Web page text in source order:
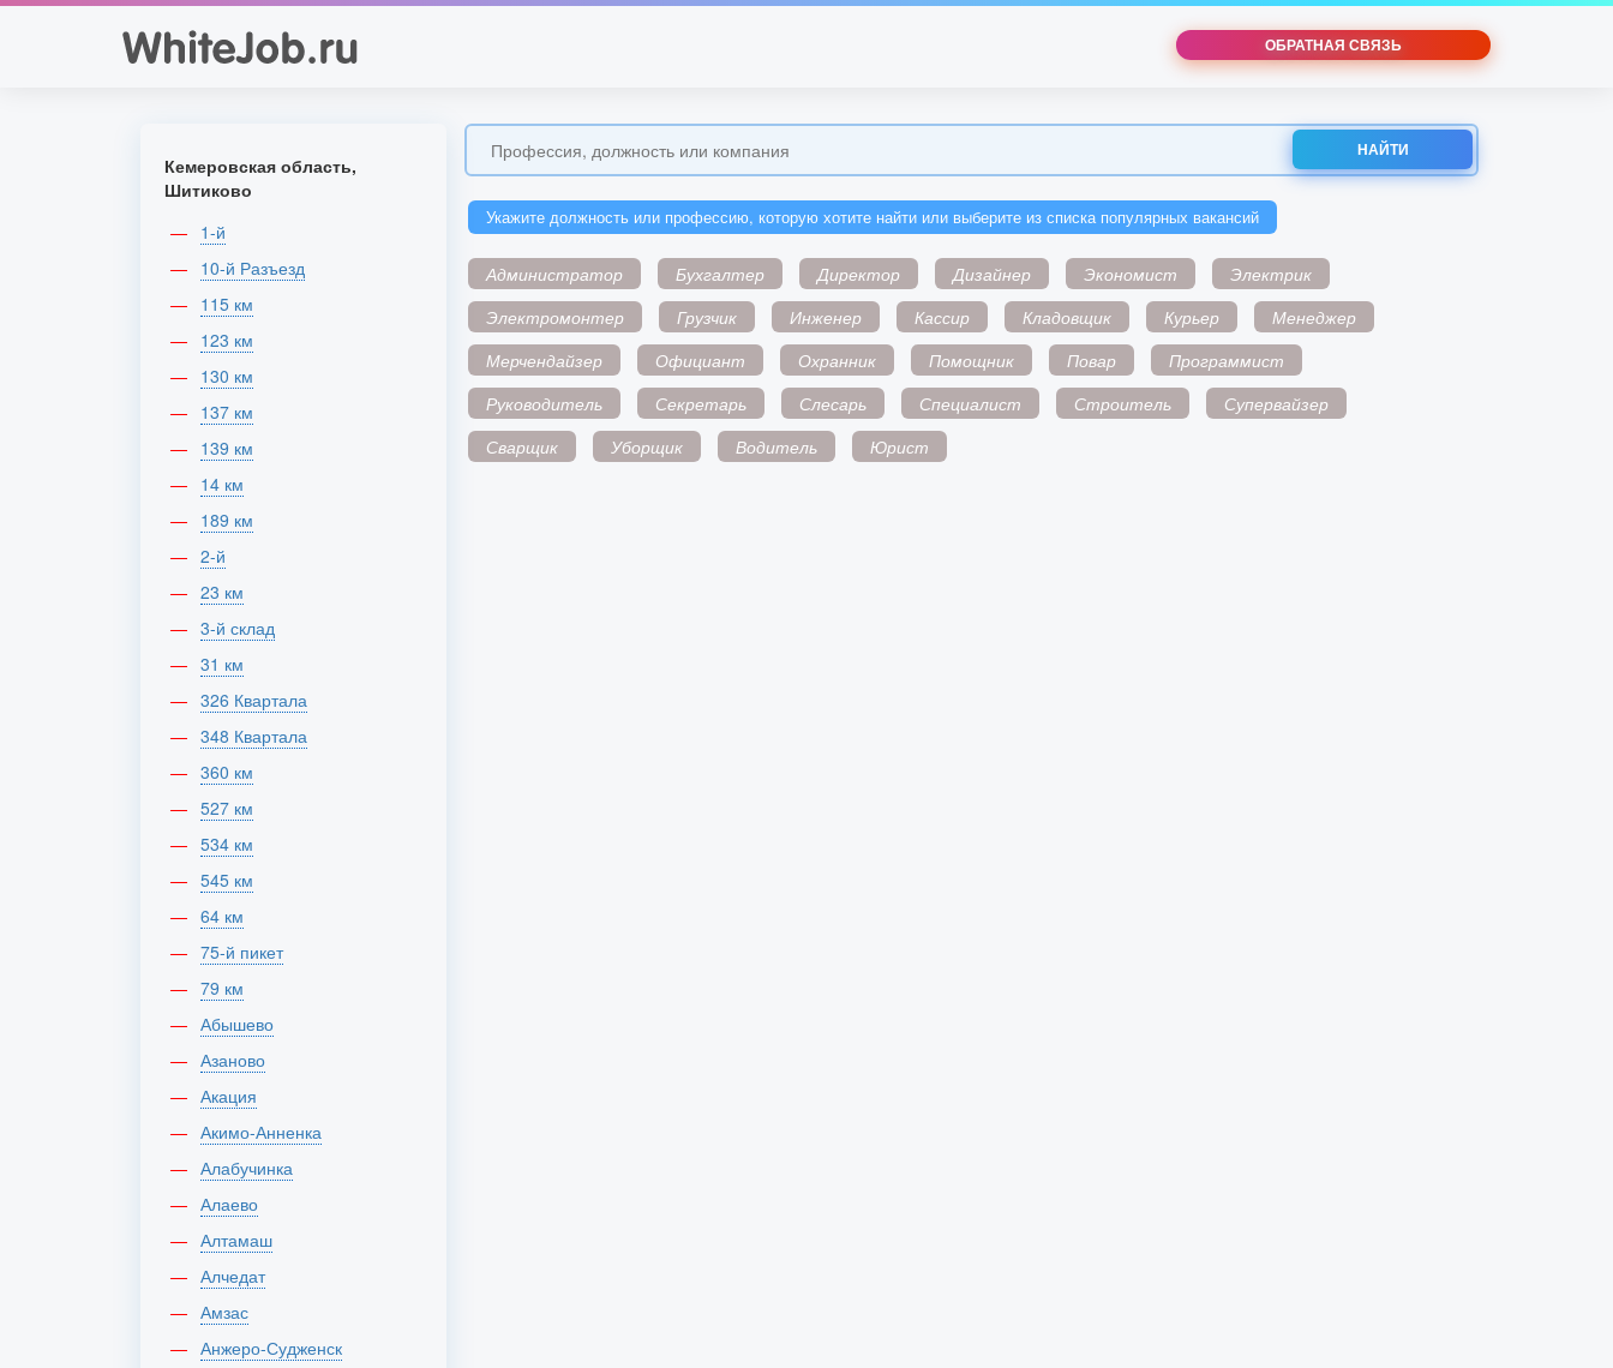
ОБРАТНАЯ СВЯЗЬ
НАЙТИ
Укажите должность или профессию, которую хотите найти или выберите из списка популярных вакансий
Администратор Бухгалтер Директор Дизайнер Экономист
Электрик
Электромонтер
Грузчик Инженер Кассир Кладовщик Курьер
Менеджер
Мерчендайзер
Официант Охранник Помощник Повар
Программист
Руководитель
Секретарь Слесарь Специалист Строитель
Супервайзер
Сварщик
Уборщик Водитель Юрист
Кемеровская область,
Шитиково
1-й
10-й Разъезд
115 км
123 км
130 км
137 км
139 км
14 км
189 км
2-й
23 км
3-й склад
31 км
326 Квартала
348 Квартала
360 км
527 км
534 км
545 км
64 км
75-й пикет
79 км
Абышево
Азаново
Акация
Акимо-Анненка
Алабучинка
Алаево
Алтамаш
Алчедат
Амзас
Анжеро-Судженск